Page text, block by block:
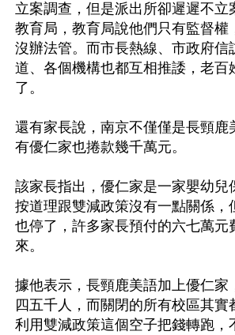
立案調查，但是派出所卻遲遲不立
教育局，教育局說他們只有監督權
沒辦法管。而市長熱線、市政府信
道、各個機構也都互相推諉，老百
了。
還有家長說，南京不僅僅是長頸鹿
有優仁家也捲款幾千萬元。
該家長指出，優仁家是一家嬰幼兒
按道理跟雙減政策沒有一點關係，
也停了，許多家長預付的六七萬元
來。
據他表示，長頸鹿美語加上優仁家
四五千人，而關閉的所有校區其實
利用雙減政策這個空子把錢轉跑，